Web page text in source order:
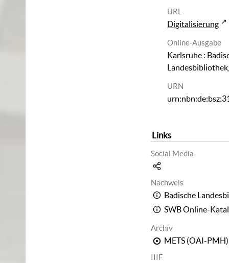
URL
Digitalisierung
Online-Ausgabe
Karlsruhe :
URN
Links
Social Media
Nachweis
Badische
SWB Online-
Archiv
METS (OAI-PMH)
IIIF